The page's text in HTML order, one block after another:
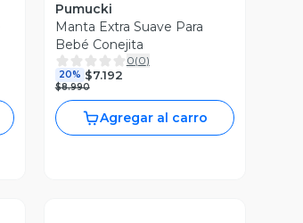
Pumucki
Manta Extra Suave Para
Bebé Conejita
0(0)
20% $7.192
$8.990
Agregar al carro